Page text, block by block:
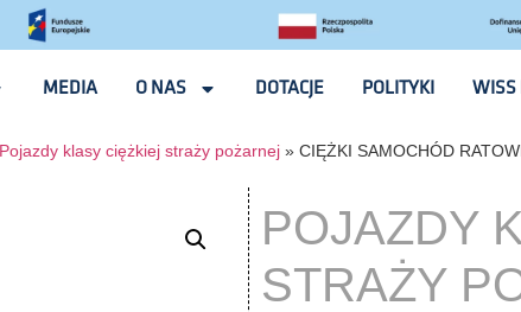
MEDIA O NAS DOTACJE POLITYKI WISS
Pojazdy klasy ciężkiej straży pożarnej » CIĘŻKI SAMOCHÓD
POJAZDY
STRAŻY